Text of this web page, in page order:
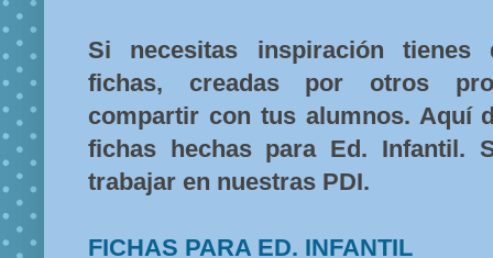
Si necesitas inspiración tienes
fichas, creadas por otros
compartir con tus alumnos. Aquí
fichas hechas para Ed. Infantil.
trabajar en nuestras PDI.
FICHAS PARA ED. INFANTIL